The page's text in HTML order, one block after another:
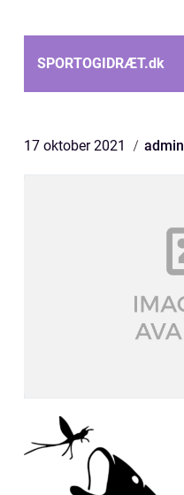
SPORTOGIDRÆT.dk
17 oktober 2021 admin